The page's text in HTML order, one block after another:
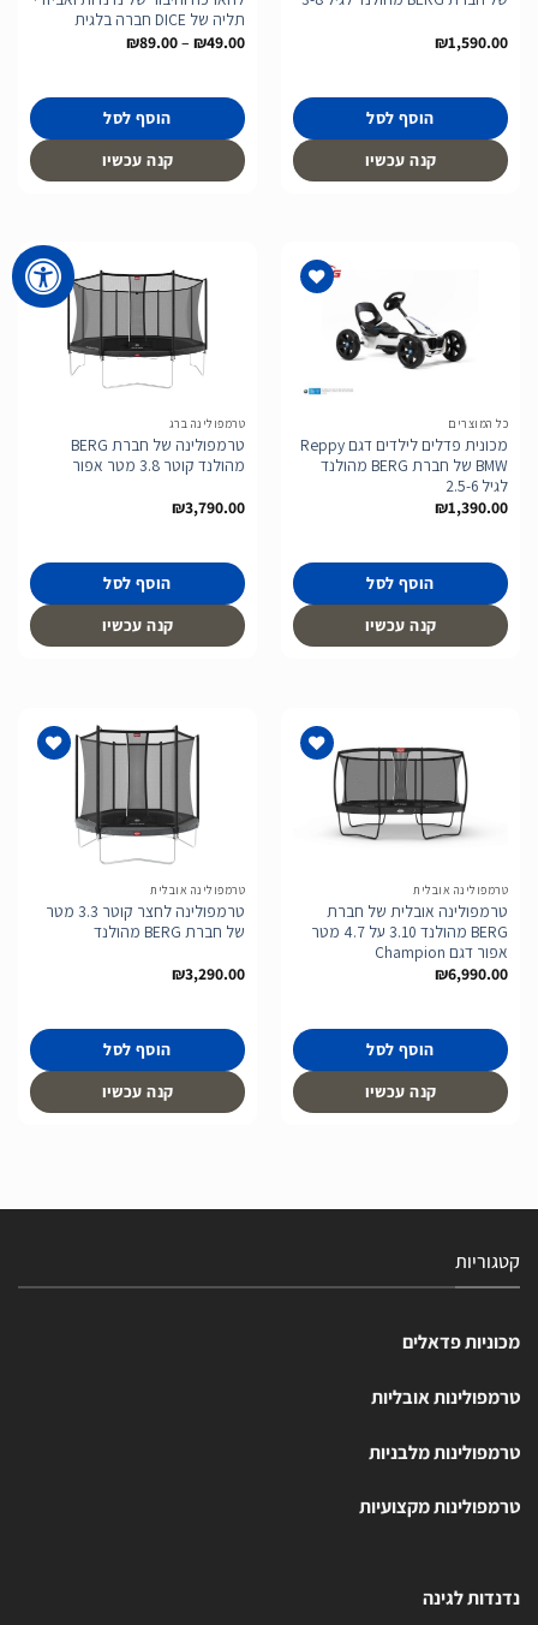
₪1,590.00
הוסף לסל
קנה עכשיו
תליה של DICE חברה בלגית
₪49.00
–
₪89.00 טווח
⁦₪89.00⁩
הוסף לסל
קנה עכשיו
המשאלות
כל המוצרים
מכונית פדלים לילדים דגם Reppy
BMW של חברת BERG מהולנד
לגיל 2.5-6
₪1,390.00
הוסף לסל
קנה עכשיו
טרמפולינה ברג
טרמפולינה של חברת BERG
מהולנד קוטר 3.8 מטר אפור
₪3,790.00
הוסף לסל
קנה עכשיו
טרמפולינה אובלית
טרמפולינה אובלית של חברת
BERG מהולנד 3.10 על 4.7 מטר
אפור דגם Champion
₪6,990.00
הוסף לסל
קנה עכשיו
טרמפולינה אובלית
טרמפולינה לחצר קוטר 3.3 מטר
של חברת BERG מהולנד
₪3,290.00
הוסף לסל
קנה עכשיו
קטגוריות
מכוניות פדאלים
טרמפולינות אובליות
טרמפולינות מלבניות
טרמפולינות מקצועיות
נדנדות לגינה